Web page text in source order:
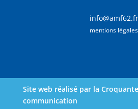
info@amf62.fr
mentions légales
Site web réalisé par la
communication